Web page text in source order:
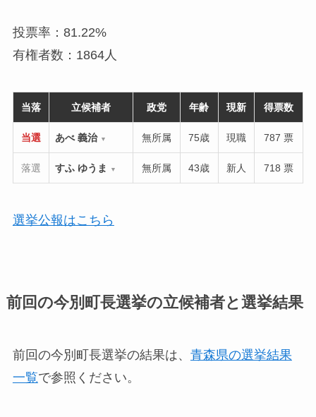
投票率：81.22%
有権者数：1864人
当落 立候補者 政党 年齢 現新 得票数
当選 あべ 義治 ▼ 無所属 75歳 現職 787 票
落選 すふ ゆうま ▼ 無所属 43歳 新人 718 票
選挙公報はこちら
前回の今別町長選挙の立候補者と選挙結果
前回の今別町長選挙の結果は、 青森県の選挙結果
一覧で参照ください。